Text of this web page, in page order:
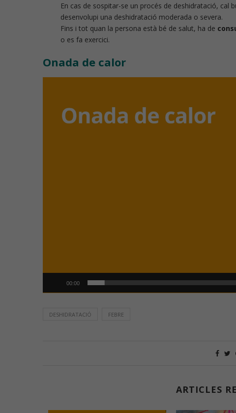
En cas de sospitar-se un procés de deshidratació, cal
desenvolupi una deshidratació moderada o severa.
Fins i tot quan la persona està bé de salut, ha de
o es fa exercici.
Onada de calor
00:00
DESHIDRATACIÓ FEBRE
ARTICLES